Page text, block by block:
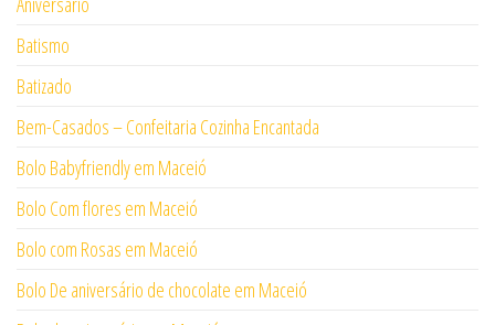
Batismo
Batizado
Bem-Casados – Confeitaria Cozinha Encantada
Bolo Babyfriendly em Maceió
Bolo Com flores em Maceió
Bolo com Rosas em Maceió
Bolo De aniversário de chocolate em Maceió